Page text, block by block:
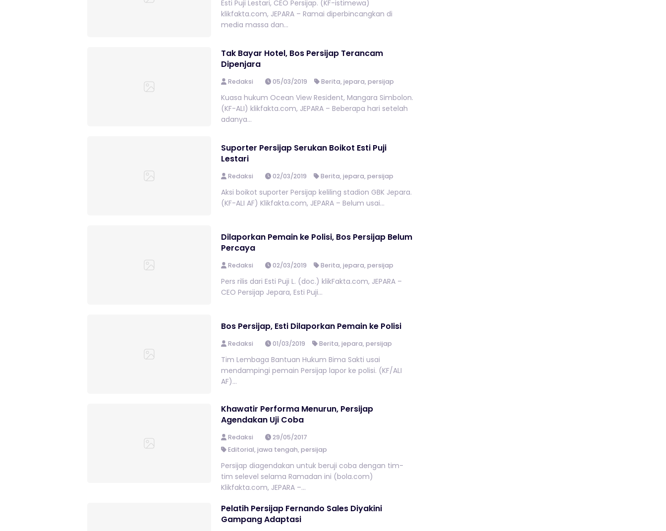
Esti Puji Lestari, CEO Persijap. (KF-istimewa)
klikfakta.com, JEPARA – Ramai diperbincangkan di
media massa dan...
Tak Bayar Hotel, Bos Persijap Terancam
Dipenjara
Redaksi 05/03/2019 Berita,jepara,persijap
Kuasa hukum Ocean View Resident, Mangara Simbolon.
(KF-ALI) klikfakta.com, JEPARA – Beberapa hari setelah
adanya...
Suporter Persijap Serukan Boikot Esti Puji
Lestari
Redaksi 02/03/2019 Berita,jepara,persijap
Aksi boikot suporter Persijap keliling stadion GBK Jepara.
(KF-ALI AF) Klikfakta.com, JEPARA – Belum usai...
Dilaporkan Pemain ke Polisi, Bos Persijap Belum
Percaya
Redaksi 02/03/2019 Berita,jepara,persijap
Pers rilis dari Esti Puji L. (doc.) klikFakta.com, JEPARA –
CEO Persijap Jepara, Esti Puji...
Bos Persijap, Esti Dilaporkan Pemain ke Polisi
Redaksi 01/03/2019 Berita,jepara,persijap
Tim Lembaga Bantuan Hukum Bima Sakti usai
mendampingi pemain Persijap lapor ke polisi. (KF/ALI
AF)...
Khawatir Performa Menurun, Persijap
Agendakan Uji Coba
Redaksi
29/05/2017
Editorial, jawa tengah, persijap
Persijap diagendakan untuk beruji coba dengan tim-
tim selevel selama Ramadan ini (bola.com)
Klikfakta.com, JEPARA –...
Pelatih Persijap Fernando Sales Diyakini
Gampang Adaptasi